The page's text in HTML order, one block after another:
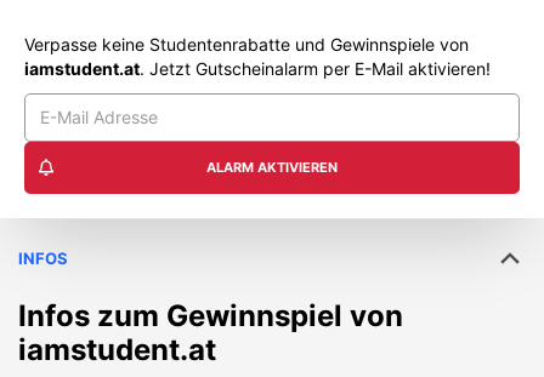
Verpasse keine Studentenrabatte und Gewinnspiele von
iamstudent.at. Jetzt Gutscheinalarm per E-Mail aktivieren!
ALARM AKTIVIEREN
INFOS
Infos zum Gewinnspiel von
iamstudent.at